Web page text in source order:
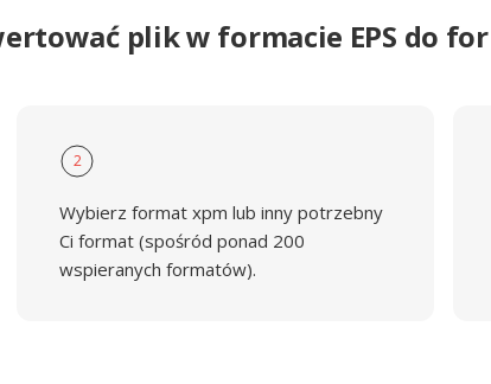
plik w formacie EPS do
2
Wybierz format xpm lub inny potrzebny
Ci format (spośród ponad 200
wspieranych formatów).